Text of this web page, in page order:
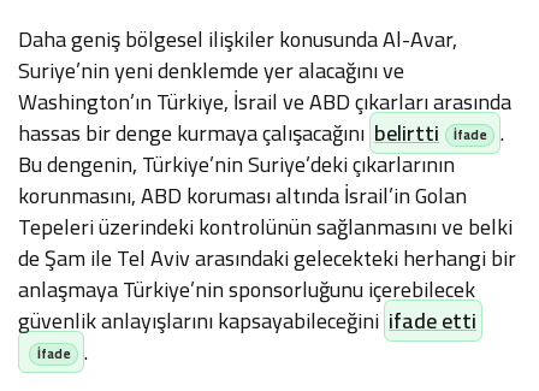
Daha geniş bölgesel ilişkiler konusunda Al-Avar,
Suriye’nin yeni denklemde yer alacağını ve
Washington’ın Türkiye, İsrail ve ABD çıkarları arasında
hassas bir denge kurmaya çalışacağını belirtti .
Bu dengenin, Türkiye’nin Suriye’deki çıkarlarının
korunmasını, ABD koruması altında İsrail’in Golan
Tepeleri üzerindeki kontrolünün sağlanmasını ve belki
de Şam ile Tel Aviv arasındaki gelecekteki herhangi bir
anlaşmaya Türkiye’nin sponsorluğunu içerebilecek
güvenlik anlayışlarını kapsayabileceğini ifade etti
.